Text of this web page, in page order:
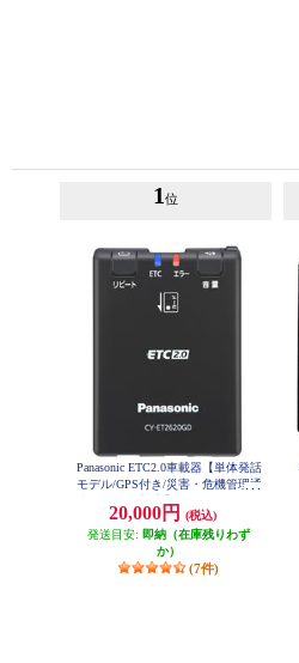
1 位
Panasonic ETC2.0車載器【単体発話
モデル/GPS付き/災害・危機管理通
20,000円
(税込)
発送目安: 即納（在庫残りわず
か）
(7件)